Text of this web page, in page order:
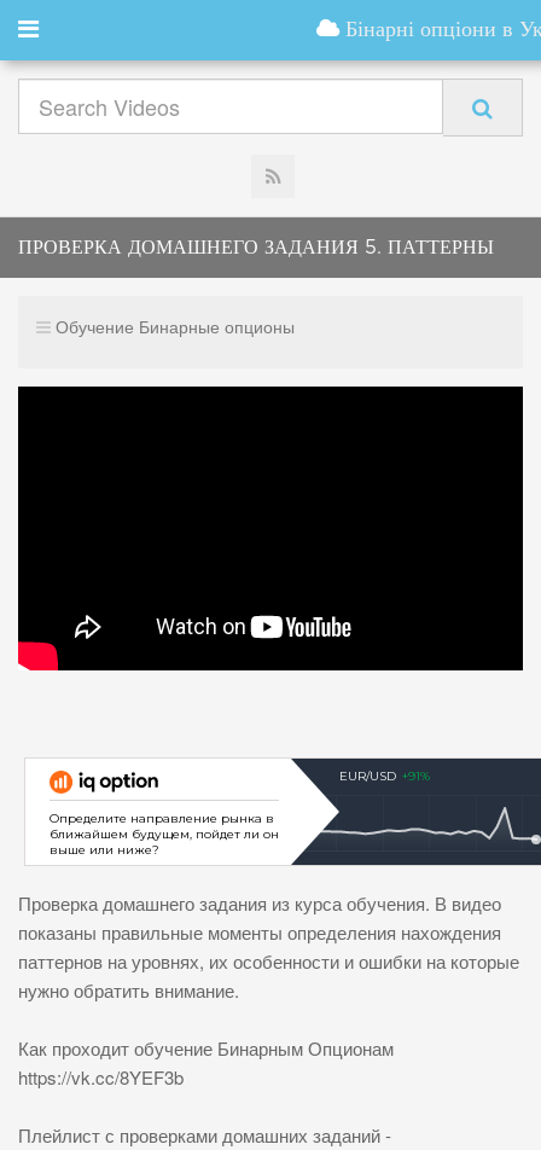
Бінарні опціони в
ПРОВЕРКА ДОМАШНЕГО ЗАДАНИЯ 5. ПАТТЕРНЫ
Обучение Бинарные опционы
Проверка домашнего задания из курса обучения. В видео
показаны правильные моменты определения нахождения
паттернов на уровнях, их особенности и ошибки на которые
нужно обратить внимание.
Как проходит обучение Бинарным Опционам
https://vk.cc/8YEF3b
Плейлист с проверками домашних заданий -